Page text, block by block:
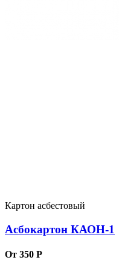
Картон асбестовый
Асбокартон КАОН-1
От 350 Р